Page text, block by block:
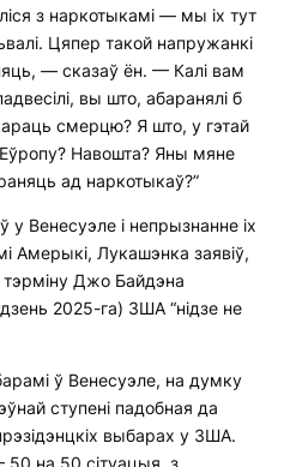
з наркотыкамі — мы іх тут
Цяпер такой напружанкі
— сказаў ён. — Калі вам
вы што, абаранялі б
смерцю? Я што, у гэтай
Навошта? Яны мяне
ад наркотыкаў?”
Венесуэле і непрызнанне іх
Амерыкі, Лукашэнка заявіў,
тэрміну Джо Байдэна
2025-га) ЗША “нідзе не
ў Венесуэле, на думку
ступені падобная да
выбарах у ЗША.
на 50 сітуацыя, з